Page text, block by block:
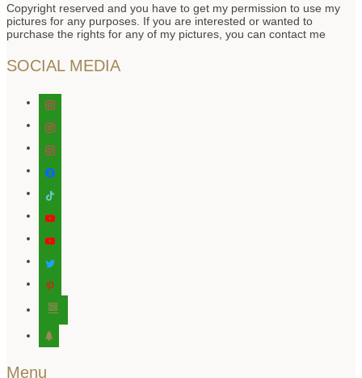
werden
Copyright reserved and you have to get my permission to use my
pictures for any purposes. If you are interested or wanted to
purchase the rights for any of my pictures, you can contact me
SOCIAL MEDIA
instagram
facebook
editor-
kitchensink
tree
Menu